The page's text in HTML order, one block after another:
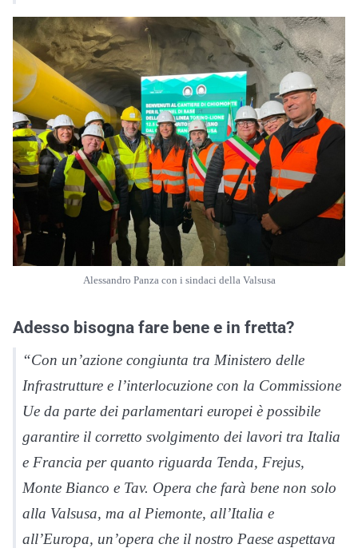
Alessandro Panza con i sindaci della Valsusa
Adesso bisogna fare bene e in fretta?
“Con un’azione congiunta tra Ministero delle
Infrastrutture e l’interlocuzione con la Commissione
Ue da parte dei parlamentari europei è possibile
garantire il corretto svolgimento dei lavori tra Italia
e Francia per quanto riguarda Tenda, Frejus,
Monte Bianco e Tav. Opera che farà bene non solo
alla Valsusa, ma al Piemonte, all’Italia e
all’Europa, un’opera che il nostro Paese aspettava